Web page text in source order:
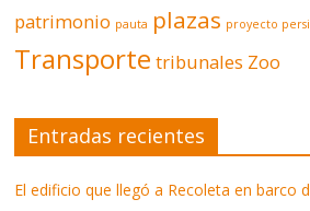
patrimonio pauta plazas proyecto
Transporte tribunales Zoo
Entradas recientes
El edificio que llegó a Recoleta en barco